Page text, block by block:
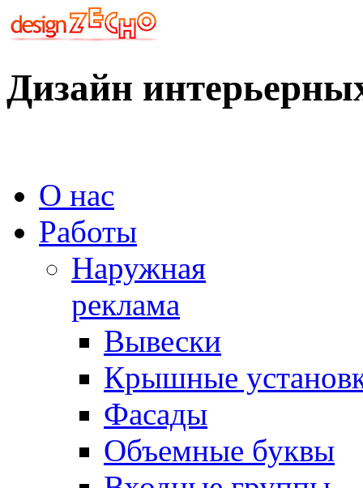
Дизайн
О нас
Работы
Наружная
реклама
Вывески
Крышные
Фасады
Объемные буквы